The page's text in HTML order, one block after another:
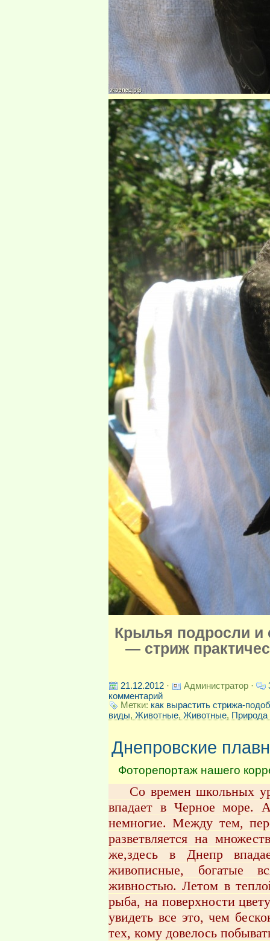
Крылья подросли и
— стриж
21.12.2012 · Администратор ·
комментарий
Метки: как вырастить стрижа-
виды, Животные, Животные, Природа
Днепровские
Фоторепортаж нашего
Со времен школьных
впадает в Черное море.
немногие. Между тем,
разветвляется на
же,здесь в Днепр
живописные, богатые
живностью. Летом в
рыба, на поверхности
увидеть все это, чем
тех, кому довелось